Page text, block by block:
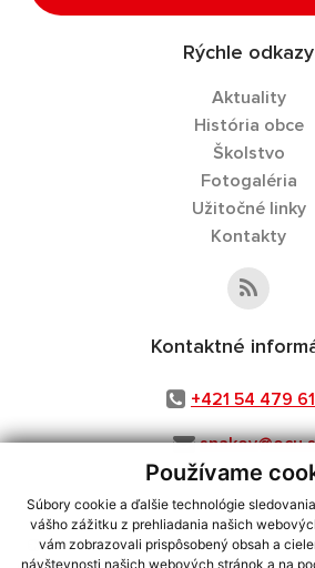
Používame
Súbory cookie a ďalšie technológie
vášho zážitku z prehliadania našich
vám zobrazovali prispôsobený obsah a
návštevnosti našich webových stránok a na
Rýchle odkazy
Aktuality
História obce
Školstvo
Fotogaléria
Užitočné linky
Kontakty
Kontaktné
+421 54 479 61
využite možnosť získavania aktuálnych